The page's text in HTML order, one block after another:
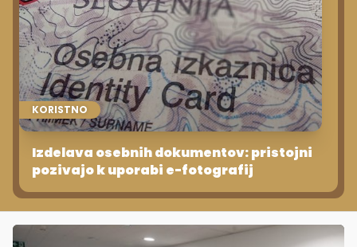
KORISTNO
Izdelava osebnih dokumentov: pristojni
pozivajo k uporabi e-fotografij